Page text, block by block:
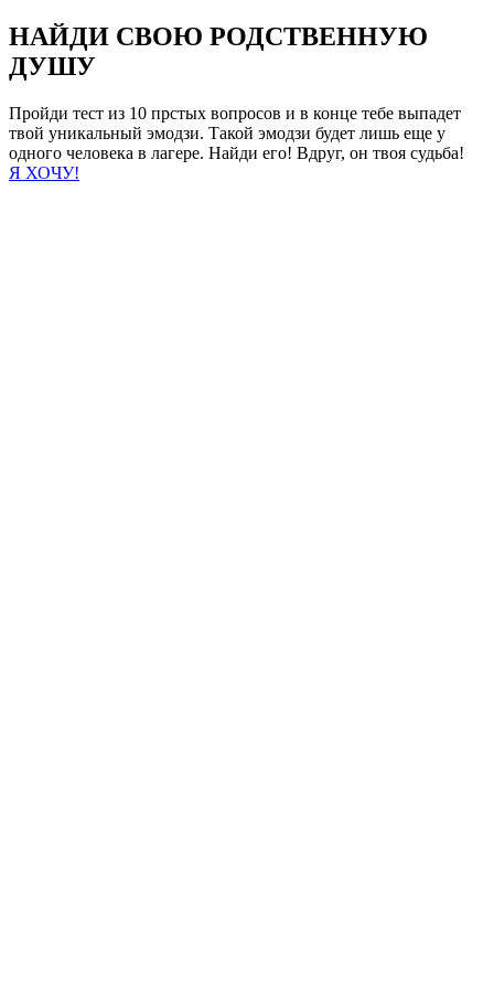
НАЙДИ СВОЮ РОДСТВЕННУЮ
ДУШУ
Пройди тест из 10 прстых вопросов и в конце тебе выпадет
твой уникальный эмодзи. Такой эмодзи будет лишь еще у
одного человека в лагере. Найди его! Вдруг, он твоя судьба!
Я ХОЧУ!